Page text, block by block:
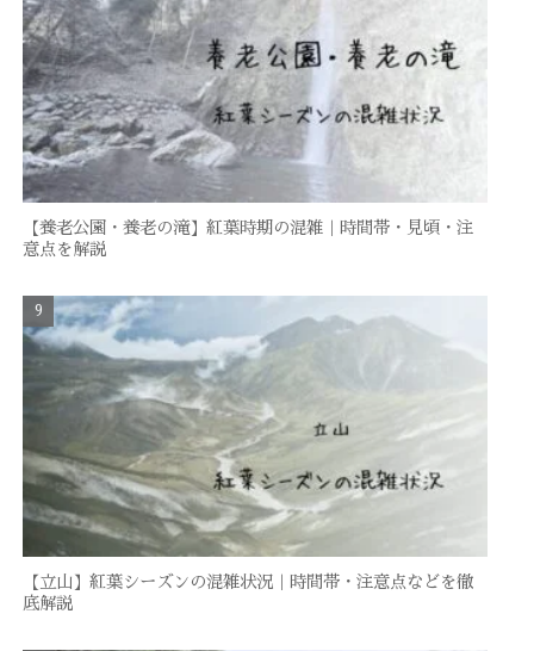
【養老公園・養老の滝】紅葉時期の混雑｜時間帯・見頃・注
意点を解説
【立山】紅葉シーズンの混雑状況｜時間帯・注意点などを徹
底解説